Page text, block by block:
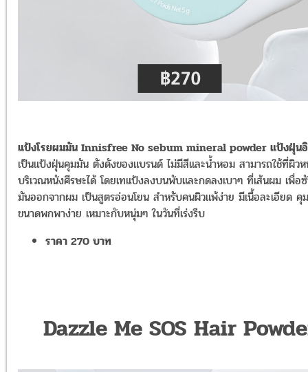
แป้งโรยผมมัน Innisfree No sebum mineral powder แป้งฝุ่น
เป็นแป้งฝุ่นคุมมัน ตังดังของแบรนด์ ไม่มีสีและน้ำหอม สามารถใช้ที่ผิวห
บริเวณหนังศีรษะได้ โดยเทแป้งลงบนพับและกดลงเบาๆ ที่เส้นผม เพื่อ
มันออกจากผม เป็นสูตรอ่อนโยน สำหรับคนผิวแพ้ง่าย มีเนื้อละเอียด คุ
ขนาดพกพาง่าย เหมาะกับหนุ่มๆ ในวันที่เร่งรีบ
ราคา 270 บาท
Dazzle Me SOS Hair